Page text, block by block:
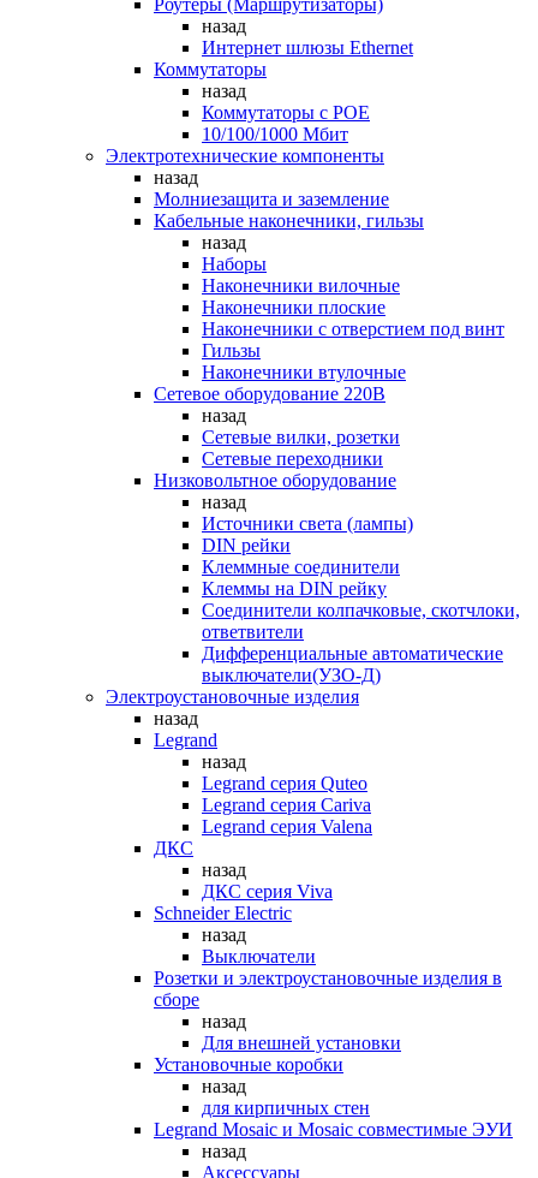
Роутеры (Маршрутизаторы)
назад
Интернет шлюзы Ethernet
Коммутаторы
назад
Коммутаторы c POE
10/100/1000 Мбит
Электротехнические компоненты
назад
Молниезащита и заземление
Кабельные наконечники, гильзы
назад
Наборы
Наконечники вилочные
Наконечники плоские
Наконечники с отверстием под винт
Гильзы
Наконечники втулочные
Сетевое оборудование 220В
назад
Сетевые вилки, розетки
Сетевые переходники
Низковольтное оборудование
назад
Источники света (лампы)
DIN рейки
Клеммные соединители
Клеммы на DIN рейку
Соединители колпачковые, скотчлоки,
ответвители
Дифференциальные автоматические
выключатели(УЗО-Д)
Электроустановочные изделия
назад
Legrand
назад
Legrand серия Quteo
Legrand серия Cariva
Legrand серия Valena
ДКС
назад
ДКС серия Viva
Schneider Electric
назад
Выключатели
Розетки и электроустановочные изделия в
сборе
назад
Для внешней установки
Установочные коробки
назад
для кирпичных стен
Legrand Mosaic и Mosaic совместимые ЭУИ
назад
Аксессуары